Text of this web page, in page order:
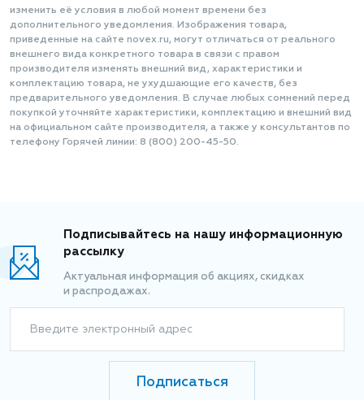
изменить её условия в любой момент времени без
дополнительного уведомления. Изображения товара,
приведенные на сайте novex.ru, могут отличаться от реального
внешнего вида конкретного товара в связи с правом
производителя изменять внешний вид, характеристики и
комплектацию товара, не ухудшающие его качеств, без
предварительного уведомления. В случае любых сомнений перед
покупкой уточняйте характеристики, комплектацию и внешний вид
на официальном сайте производителя, а также у консультантов по
телефону Горячей линии: 8 (800) 200-45-50.
Подписывайтесь на нашу информационную
рассылку
Актуальная информация об акциях, скидках
и распродажах.
Введите электронный адрес
Подписаться